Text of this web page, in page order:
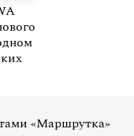
«Маршрутка»